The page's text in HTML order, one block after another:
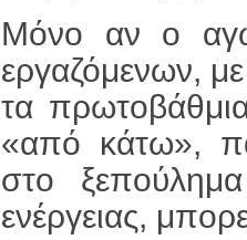
Μόνο αν ο
εργαζόμενων,
τα
«από κάτω»,
στο
ενέργειας,